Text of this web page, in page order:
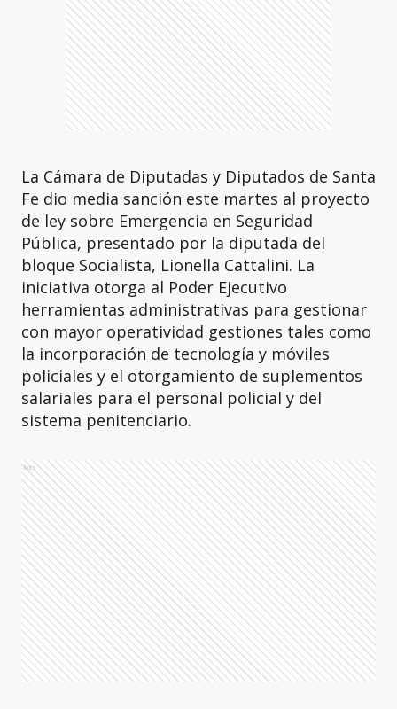
La Cámara de Diputadas y Diputados de Santa
Fe dio media sanción este martes al proyecto
de ley sobre Emergencia en Seguridad
Pública, presentado por la diputada del
bloque Socialista, Lionella Cattalini. La
iniciativa otorga al Poder Ejecutivo
herramientas administrativas para gestionar
con mayor operatividad gestiones tales como
la incorporación de tecnología y móviles
policiales y el otorgamiento de suplementos
salariales para el personal policial y del
sistema penitenciario.
Ads